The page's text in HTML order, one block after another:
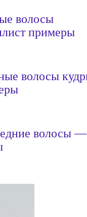
волосы
примеры
волосы
волосы —